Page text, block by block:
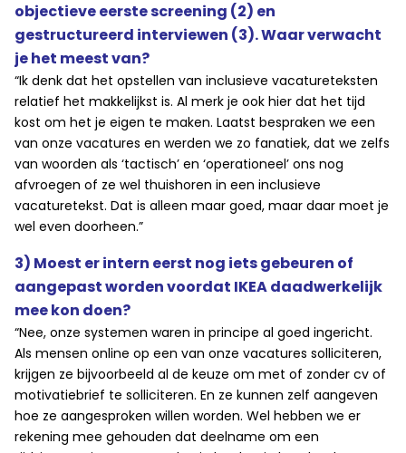
objectieve eerste screening (2) en
gestructureerd interviewen (3). Waar verwacht
je het meest van?
“Ik denk dat het opstellen van inclusieve vacatureteksten
relatief het makkelijkst is. Al merk je ook hier dat het tijd
kost om het je eigen te maken. Laatst bespraken we een
van onze vacatures en werden we zo fanatiek, dat we zelfs
van woorden als ‘tactisch’ en ‘operationeel’ ons nog
afvroegen of ze wel thuishoren in een inclusieve
vacaturetekst. Dat is alleen maar goed, maar daar moet je
wel even doorheen.”
3) Moest er intern eerst nog iets gebeuren of
aangepast worden voordat IKEA daadwerkelijk
mee kon doen?
“Nee, onze systemen waren in principe al goed ingericht.
Als mensen online op een van onze vacatures solliciteren,
krijgen ze bijvoorbeeld al de keuze om met of zonder cv of
motivatiebrief te solliciteren. En ze kunnen zelf aangeven
hoe ze aangesproken willen worden. Wel hebben we er
rekening mee gehouden dat deelname om een